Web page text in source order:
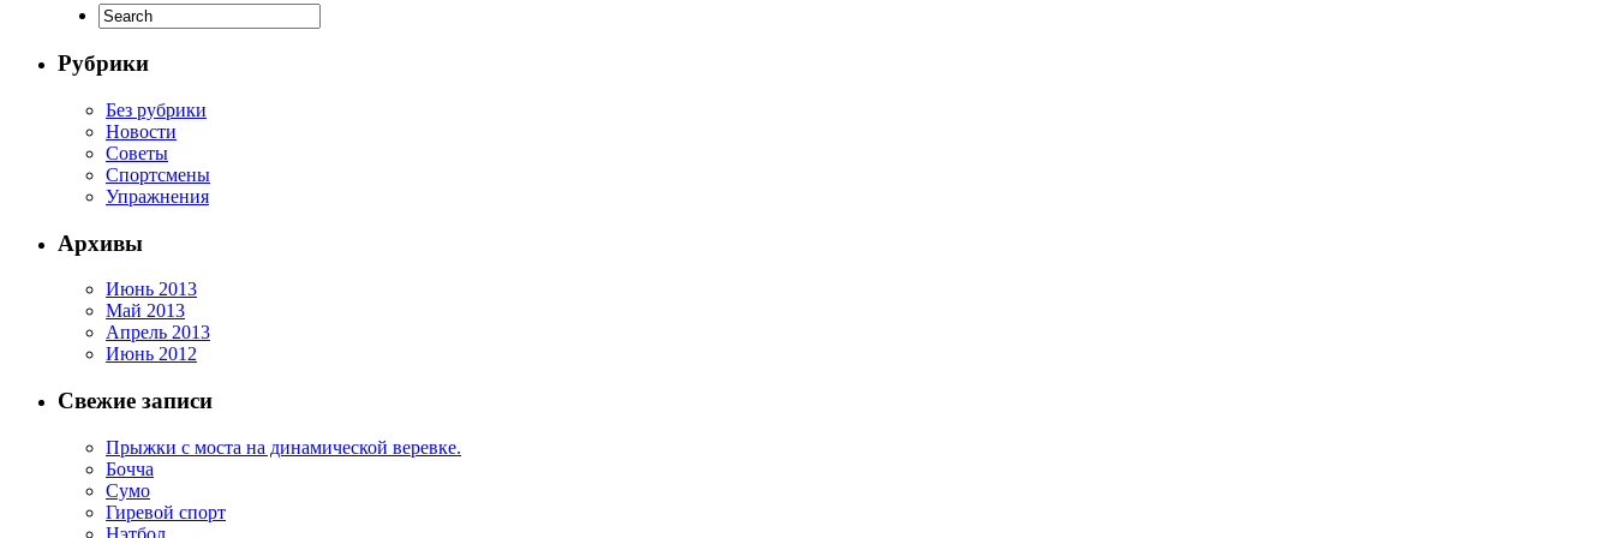
Рубрики
Без рубрики
Новости
Советы
Спортсмены
Упражнения
Архивы
Июнь 2013
Май 2013
Апрель 2013
Июнь 2012
Свежие записи
Прыжки с моста на динамической веревке.
Бочча
Сумо
Гиревой спорт
Нэтбол